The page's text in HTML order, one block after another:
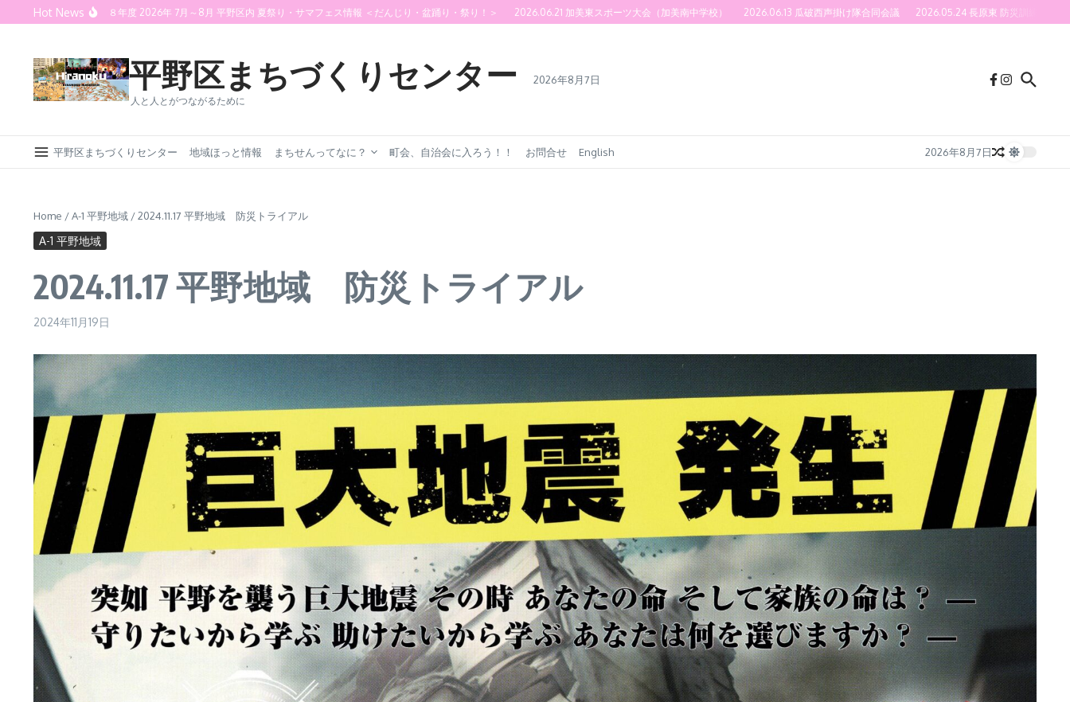
Skip to content
Hot News
令和８年度 2026年 7月～8月 平野区内 夏祭り・サマフェス情報 ＜だんじり・盆踊り・祭り！＞ 2026.06.21 加美東スポーツ大会（加美南中学校） 2026.06.13 瓜破西声掛け隊合同会議 2026.05.24 長原東 防災訓練(40号館＆社会福祉法人
平野区まちづくりセンター
人と人とがつながるために
2026年8月7日
平野区まちづくりセンター 地域ほっと情報 まちせんってなに？ 町会、自治会に入ろう！！ お問合せ English 2026年8月7日
Home /A-1 平野地域 /2024.11.17 平野地域 防災トライアル
A-1 平野地域
2024.11.17 平野地域 防災トライアル
2024年11月19日